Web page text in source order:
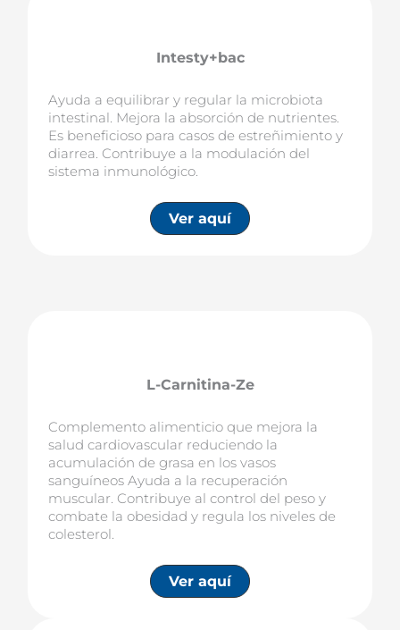
Intesty+bac
Ayuda a equilibrar y regular la microbiota
intestinal. Mejora la absorción de nutrientes.
Es beneficioso para casos de estreñimiento y
diarrea. Contribuye a la modulación del
sistema inmunológico.
Ver aquí
L-Carnitina-Ze
Complemento alimenticio que mejora la
salud cardiovascular reduciendo la
acumulación de grasa en los vasos
sanguíneos Ayuda a la recuperación
muscular. Contribuye al control del peso y
combate la obesidad y regula los niveles de
colesterol.
Ver aquí